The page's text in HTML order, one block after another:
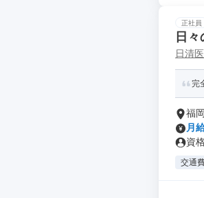
正社員
日
日清
完
福
月
資
交通